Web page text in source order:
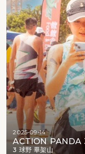
2025-09-14
ACTION PANDA
3 球野 畢架山